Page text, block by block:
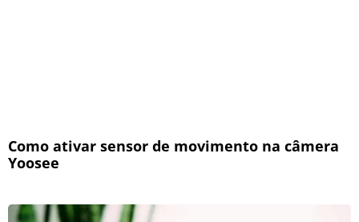
Como ativar sensor de movimento na câmera
Yoosee